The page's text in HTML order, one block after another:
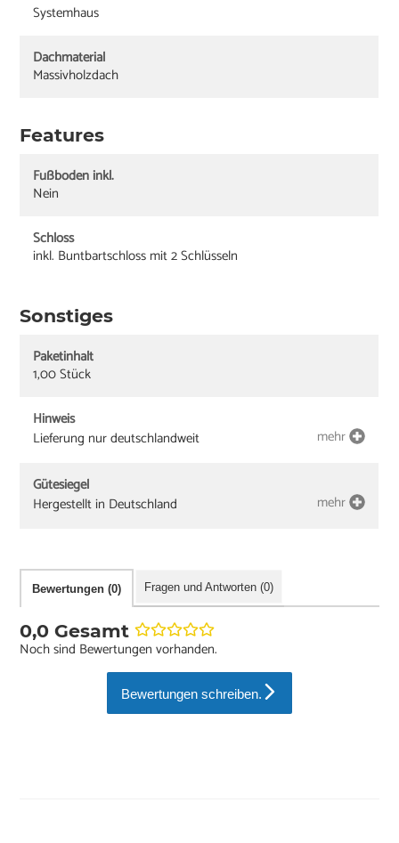
Systemhaus
Dachmaterial
Massivholzdach
Features
Fußboden inkl.
Nein
Schloss
inkl. Buntbartschloss mit 2 Schlüsseln
Sonstiges
Paketinhalt
1,00 Stück
Hinweis
Lieferung nur deutschlandweit
mehr
Gütesiegel
Hergestellt in Deutschland
mehr
Bewertungen (0) Fragen und Antworten (0)
0,0 Gesamt
Noch sind Bewertungen vorhanden.
Bewertungen schreiben.